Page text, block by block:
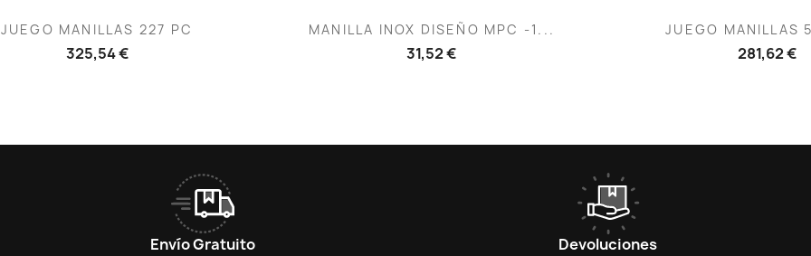
Vista rápida
JUEGO MANILLAS 227 PC
325,54 €
Vista rápida
MANILLA INOX DISEÑO MPC -1...
31,52 €
Vista
JUEGO MANILLAS
281,62 €
Envío Gratuito Devoluciones